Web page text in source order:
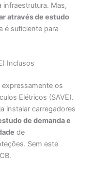
infraestrutura. Mas,
através de estudo
é suficiente para
Inclusos
os
Elétricos (SAVE).
instalar carregadores
de demanda e
de
Sem este